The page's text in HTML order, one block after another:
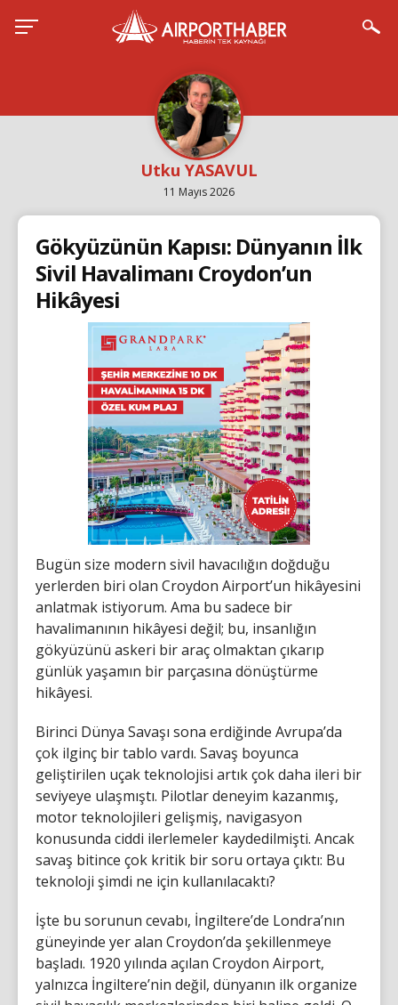
Utku YASAVUL
11 Mayıs 2026
Gökyüzünün Kapısı: Dünyanın İlk
Sivil Havalimanı Croydon’un
Hikâyesi
Bugün size modern sivil havacılığın doğduğu
yerlerden biri olan Croydon Airport’un hikâyesini
anlatmak istiyorum. Ama bu sadece bir
havalimanının hikâyesi değil; bu, insanlığın
gökyüzünü askeri bir araç olmaktan çıkarıp
günlük yaşamın bir parçasına dönüştürme
hikâyesi.
Birinci Dünya Savaşı sona erdiğinde Avrupa’da
çok ilginç bir tablo vardı. Savaş boyunca
geliştirilen uçak teknolojisi artık çok daha ileri bir
seviyeye ulaşmıştı. Pilotlar deneyim kazanmış,
motor teknolojileri gelişmiş, navigasyon
konusunda ciddi ilerlemeler kaydedilmişti. Ancak
savaş bitince çok kritik bir soru ortaya çıktı: Bu
teknoloji şimdi ne için kullanılacaktı?
İşte bu sorunun cevabı, İngiltere’de Londra’nın
güneyinde yer alan Croydon’da şekillenmeye
başladı. 1920 yılında açılan Croydon Airport,
yalnızca İngiltere’nin değil, dünyanın ilk organize